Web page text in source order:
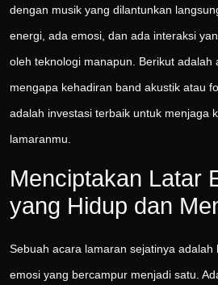
dengan musik yang dilantunkan
energi, ada emosi, dan ada interaksi
oleh teknologi manapun. Berikut adalah
mengapa kehadiran band akustik atau
adalah investasi terbaik untuk menjaga
lamaranmu.
Menciptakan Latar
yang Hidup dan
Sebuah acara lamaran sejatinya
emosi yang bercampur menjadi satu.